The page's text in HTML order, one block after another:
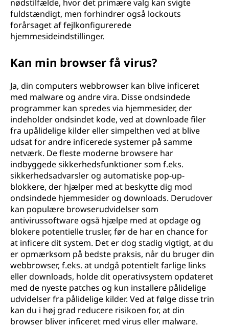
nødstilfælde, hvor det primære valg kan svigte
fuldstændigt, men forhindrer også lockouts
forårsaget af fejlkonfigurerede
hjemmesideindstillinger.
Kan min browser få virus?
Ja, din computers webbrowser kan blive inficeret
med malware og andre vira. Disse ondsindede
programmer kan spredes via hjemmesider, der
indeholder ondsindet kode, ved at downloade filer
fra upålidelige kilder eller simpelthen ved at blive
udsat for andre inficerede systemer på samme
netværk. De fleste moderne browsere har
indbyggede sikkerhedsfunktioner som f.eks.
sikkerhedsadvarsler og automatiske pop-up-
blokkere, der hjælper med at beskytte dig mod
ondsindede hjemmesider og downloads. Derudover
kan populære browserudvidelser som
antivirussoftware også hjælpe med at opdage og
blokere potentielle trusler, før de har en chance for
at inficere dit system. Det er dog stadig vigtigt, at du
er opmærksom på bedste praksis, når du bruger din
webbrowser, f.eks. at undgå potentielt farlige links
eller downloads, holde dit operativsystem opdateret
med de nyeste patches og kun installere pålidelige
udvidelser fra pålidelige kilder. Ved at følge disse trin
kan du i høj grad reducere risikoen for, at din
browser bliver inficeret med virus eller malware.